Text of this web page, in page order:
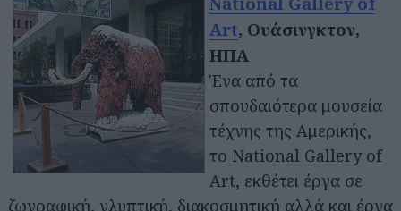
Art, Ουάσινγκτον,
ΗΠΑ
Ένα από τα
σπουδαιότερα μουσεία
τέχνης της Αμερικής,
το National Gallery of
Art, εκθέτει έργα σε
ζωγραφική, γλυπτική, διακοσμητική αλλά και έργα